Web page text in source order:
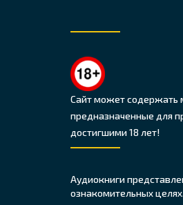
Сайт может содержать
предназначенные для
достигшими 18 лет!
Аудиокниги
ознакомительных целях.